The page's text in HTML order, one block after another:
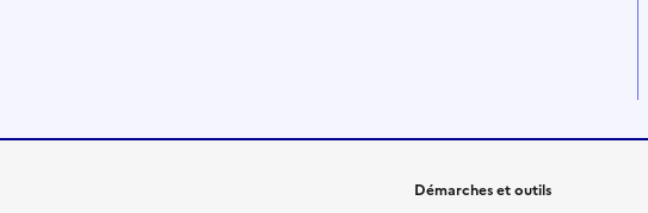
Démarches et outils